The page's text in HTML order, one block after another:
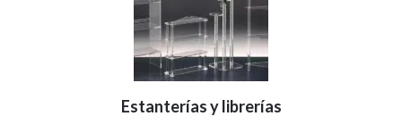
Estanterías y librerías